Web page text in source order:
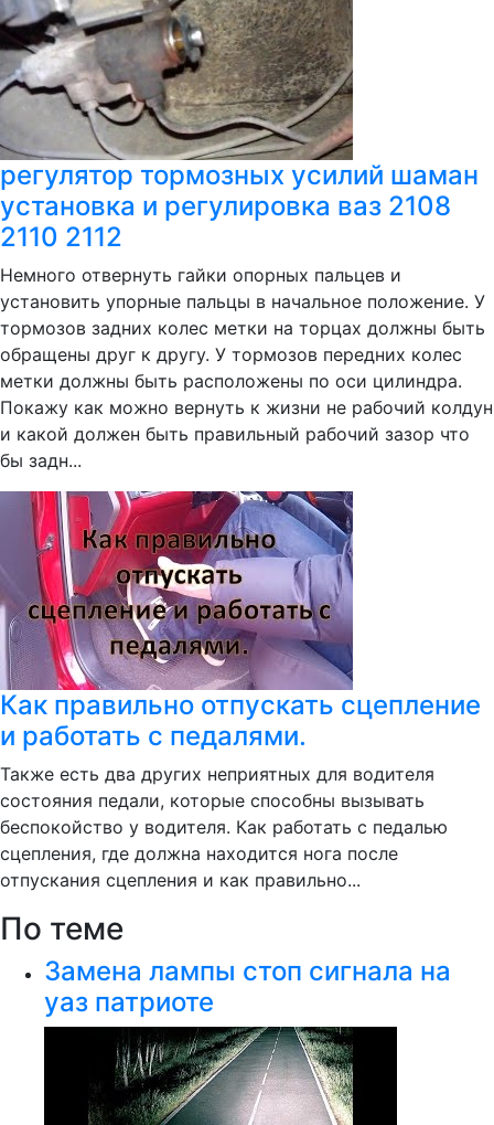
регулятор тормозных усилий шаман
установка и регулировка ваз 2108
2110 2112
Немного отвернуть гайки опорных пальцев и
установить упорные пальцы в начальное положение. У
тормозов задних колес метки на торцах должны быть
обращены друг к другу. У тормозов передних колес
метки должны быть расположены по оси цилиндра.
Покажу как можно вернуть к жизни не рабочий колдун
и какой должен быть правильный рабочий зазор что
бы задн...
Как правильно отпускать сцепление
и работать с педалями.
Также есть два других неприятных для водителя
состояния педали, которые способны вызывать
беспокойство у водителя. Как работать с педалью
сцепления, где должна находится нога после
отпускания сцепления и как правильно...
По теме
Замена лампы стоп сигнала на
уаз патриоте